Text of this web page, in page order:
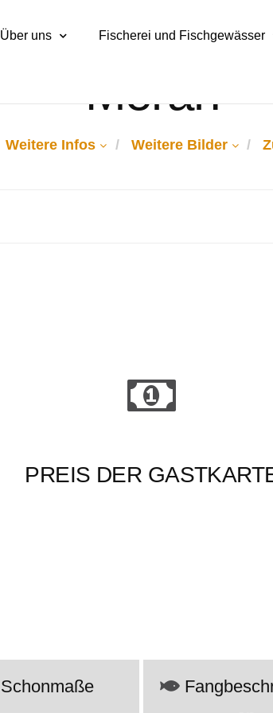
Über uns Fischerei und Fischgewässer
Meran
Weitere Infos Weitere Bilder
PREIS DER
Schonmaße